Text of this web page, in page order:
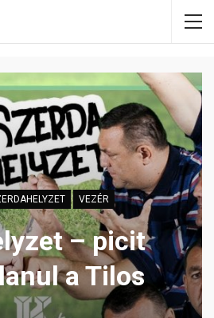
VEZÉR
– picit
a Tilos